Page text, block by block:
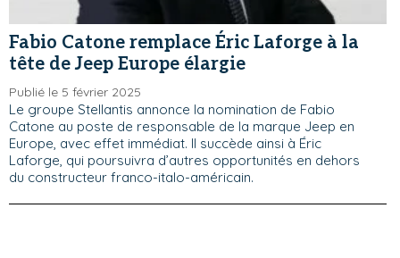
Fabio Catone remplace Éric Laforge à la
tête de Jeep Europe élargie
Publié le 5 février 2025
Le groupe Stellantis annonce la nomination de Fabio
Catone au poste de responsable de la marque Jeep en
Europe, avec effet immédiat. Il succède ainsi à Éric
Laforge, qui poursuivra d’autres opportunités en dehors
du constructeur franco-italo-américain.